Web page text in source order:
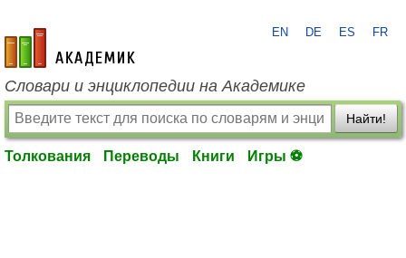
academic.ru
EN DE ES FR
Словари и энциклопедии на Академике
Найти!
Толкования Переводы Книги Игры ⚽